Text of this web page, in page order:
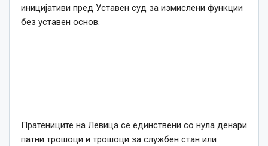
иницијативи пред Уставен суд за измислени функции
без уставен основ.
Пратениците на Левица се единствени со нула денари
патни трошоци и трошоци за службен стан или